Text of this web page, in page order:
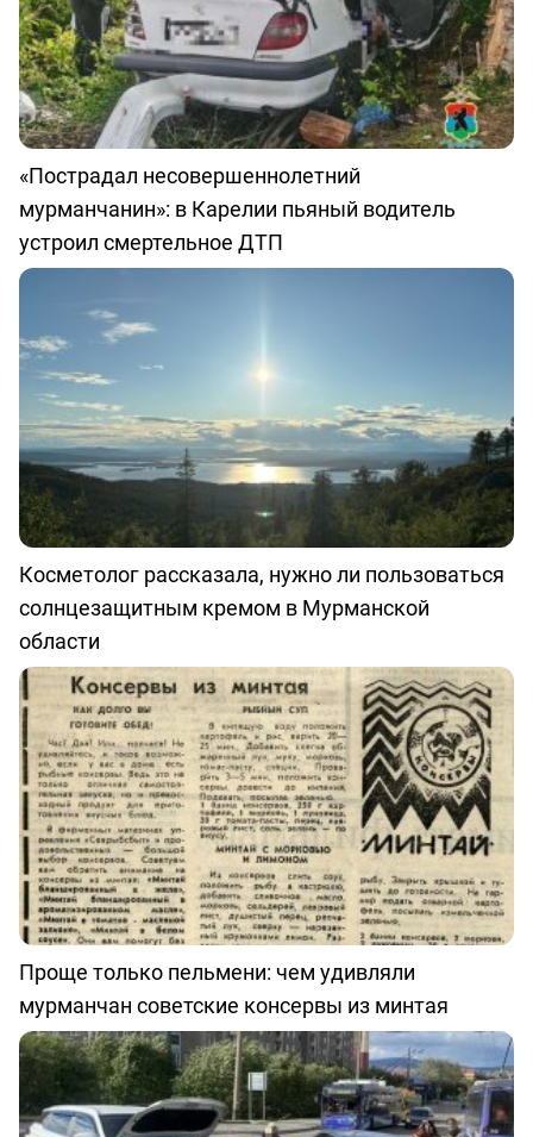
«Пострадал несовершеннолетний
мурманчанин»: в Карелии пьяный водитель
устроил смертельное ДТП
Косметолог рассказала, нужно ли пользоваться
солнцезащитным кремом в Мурманской
области
Проще только пельмени: чем удивляли
мурманчан советские консервы из минтая